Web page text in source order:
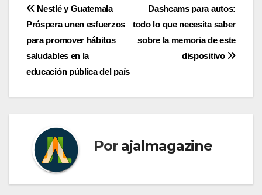
Navegación
de
entradas
Dashcams para autos:
todo lo que necesita saber
sobre la memoria de este
dispositivo
Nestlé y Guatemala
Próspera unen esfuerzos
para promover hábitos
saludables en la
educación pública del país
Por ajalmagazine